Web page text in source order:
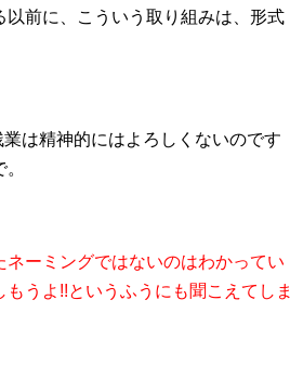
前に、こういう取り組みは、形式
は精神的にはよろしくないのです
ーミングではないのはわかってい
うよ!!というふうにも聞こえてしま